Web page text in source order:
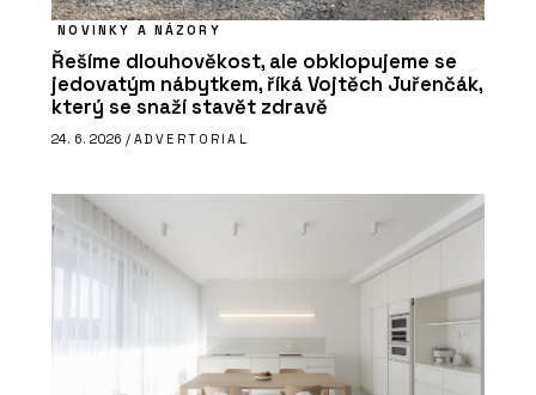
NOVINKY A NÁZORY
Řešíme dlouhověkost, ale obklopujeme se
jedovatým nábytkem, říká Vojtěch Juřenčák,
který se snaží stavět zdravě
24. 6. 2026 / ADVERTORIAL